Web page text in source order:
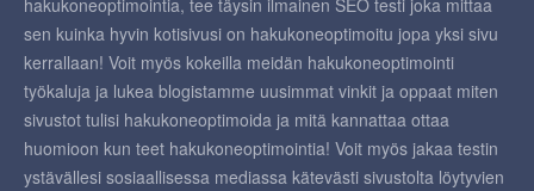
hakukoneoptimointia, tee täysin ilmainen SEO testi joka mittaa
sen kuinka hyvin kotisivusi on hakukoneoptimoitu jopa yksi sivu
kerrallaan! Voit myös kokeilla meidän hakukoneoptimointi
työkaluja ja lukea blogistamme uusimmat vinkit ja oppaat miten
sivustot tulisi hakukoneoptimoida ja mitä kannattaa ottaa
huomioon kun teet hakukoneoptimointia! Voit myös jakaa testin
ystävällesi sosiaallisessa mediassa kätevästi sivustolta löytyvien